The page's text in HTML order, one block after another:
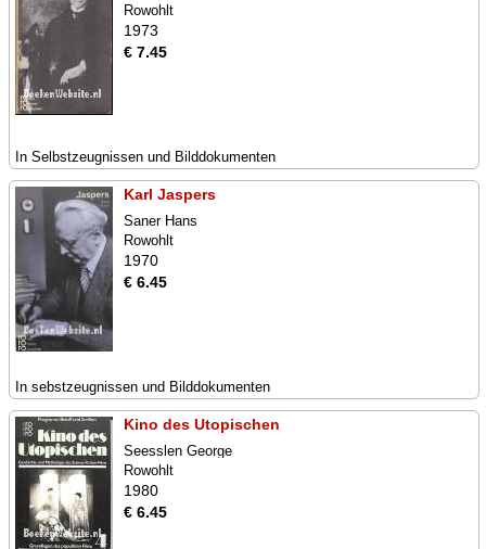
Rowohlt
1973
€ 7.45
In Selbstzeugnissen und Bilddokumenten
Karl Jaspers
Saner Hans
Rowohlt
1970
€ 6.45
In sebstzeugnissen und Bilddokumenten
Kino des Utopischen
Seesslen George
Rowohlt
1980
€ 6.45